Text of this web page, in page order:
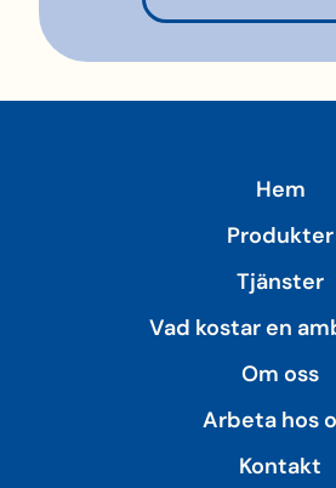
Hem
Produkter
Tjänster
Vad kostar en
Om oss
Arbeta hos
Kontakt